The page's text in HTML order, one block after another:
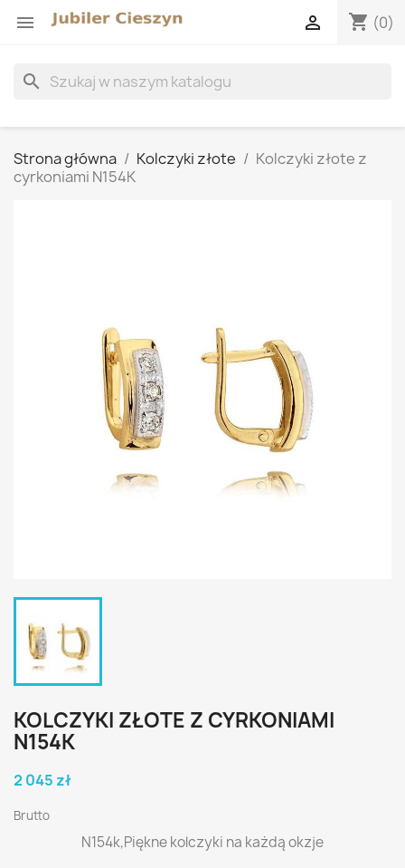
 shopping_cart (0)

search
Strona główna Kolczyki złote
Kolczyki złote z
cyrkoniami N154K
KOLCZYKI ZŁOTE Z CYRKONIAMI
N154K
2 045 zł
Brutto
N154k,Piękne kolczyki na każdą okzje